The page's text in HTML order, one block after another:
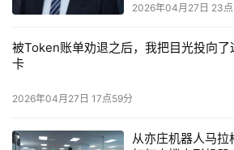
2026年04月27日 23
被Token账单劝退之后，我把目光投向
卡
2026年04月27日 17点59分
从亦庄机器人马